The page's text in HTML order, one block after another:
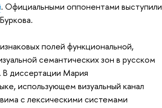
. Официальными оппонентами выступили
полей функциональной,
семантических зон в русском
В диссертации Мария
использующем визуальный канал
с лексическими системами